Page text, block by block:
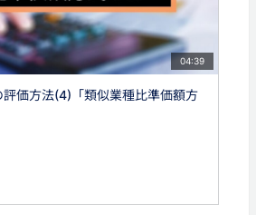
04:39
価方法(4)「類似業種比準価額方